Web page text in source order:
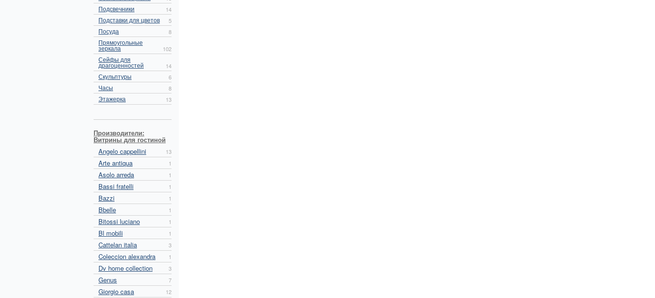
Подсвечники 14
Подставки для цветов 5
Посуда 8
Прямоугольные
зеркала 102
Сейфы для
драгоценностей 14
Скульптуры 6
Часы 8
Этажерка 13
Производители:
Витрины для гостиной
Angelo cappellini
13
Arte antiqua 1
Asolo arreda 1
Bassi fratelli 1
Bazzi 1
Bbelle 1
Bitossi luciano 1
Bl mobili 1
Cattelan italia 3
Coleccion alexandra 1
Dv home collection 3
Genus 7
Giorgio casa 12